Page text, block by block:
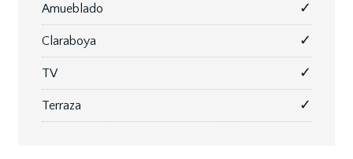
Amueblado ✓
Claraboya ✓
TV ✓
Terraza ✓